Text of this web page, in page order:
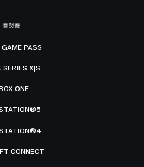
플랫폼
GAME PASS
SERIES X|S
ONE
CONNECT